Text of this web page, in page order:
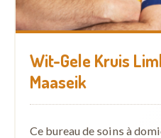
Wit-Gele Kruis
Maaseik
Ce bureau de soins à